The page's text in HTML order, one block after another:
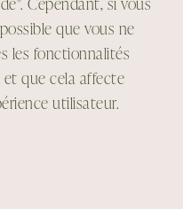
que vous ne
les fonctionnalités
que cela affecte
utilisateur.